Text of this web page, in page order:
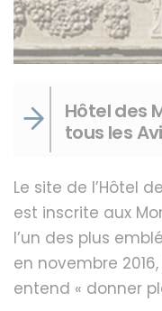
Hôtel des
tous les
Le site de l’Hôtel
est inscrite aux
l’un des plus
en novembre
entend « donner